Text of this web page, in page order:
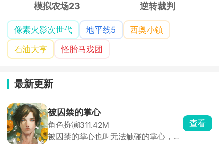
模拟农场23 逆转裁判
像素火影次世代 地平线5
西奥小镇
石油大亨
怪胎马戏团
最新更新
被囚禁的掌心
角色扮演311.42M
被囚禁的掌心也叫无法触碰的掌心，玩
查看